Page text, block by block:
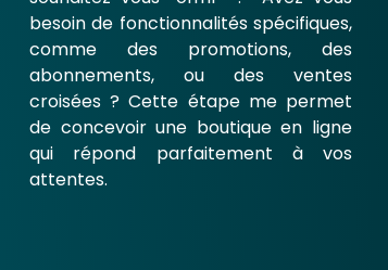
besoin de fonctionnalités spécifiques,
comme des promotions, des
abonnements, ou des ventes
croisées ? Cette étape me permet
de concevoir une boutique en ligne
qui répond parfaitement à vos
attentes.